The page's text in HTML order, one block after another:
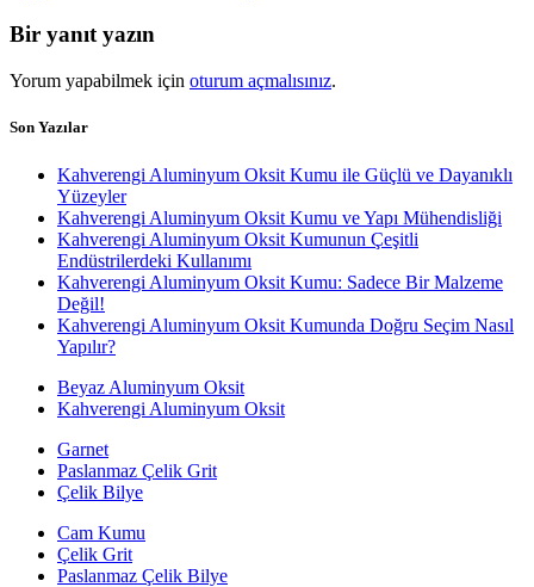
Bir yanıt yazın
Yorum yapabilmek için oturum açmalısınız.
Son Yazılar
Kahverengi Aluminyum Oksit Kumu ile Güçlü ve Dayanıklı
Yüzeyler
Kahverengi Aluminyum Oksit Kumu ve Yapı Mühendisliği
Kahverengi Aluminyum Oksit Kumunun Çeşitli
Endüstrilerdeki Kullanımı
Kahverengi Aluminyum Oksit Kumu: Sadece Bir Malzeme
Değil!
Kahverengi Aluminyum Oksit Kumunda Doğru Seçim Nasıl
Yapılır?
Beyaz Aluminyum Oksit
Kahverengi Aluminyum Oksit
Garnet
Paslanmaz Çelik Grit
Çelik Bilye
Cam Kumu
Çelik Grit
Paslanmaz Çelik Bilye